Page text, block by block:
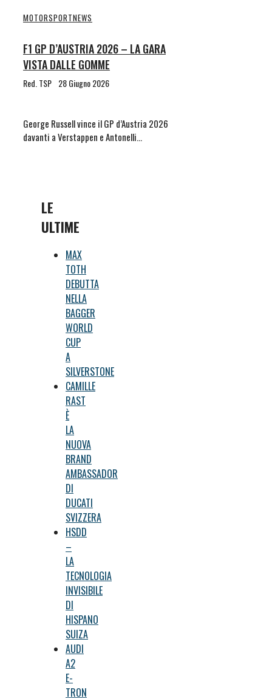
MOTORSPORTNEWS
F1 GP D’AUSTRIA 2026 – LA GARA
VISTA DALLE GOMME
Red. TSP 28 Giugno 2026
George Russell vince il GP d’Austria 2026
davanti a Verstappen e Antonelli…
LE
ULTIME
MAX
TOTH
DEBUTTA
NELLA
BAGGER
WORLD
CUP
A
SILVERSTONE
CAMILLE
RAST
È
LA
NUOVA
BRAND
AMBASSADOR
DI
DUCATI
SVIZZERA
HSDD
–
LA
TECNOLOGIA
INVISIBILE
DI
HISPANO
SUIZA
AUDI
A2
E-
TRON